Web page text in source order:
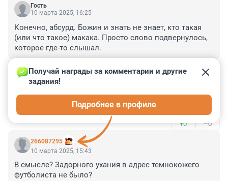
Гость
10 марта 2025, 16:25
Конечно, абсурд. Божин и знать не знает, кто такая
(или что такое) макака. Просто слово подвернулось,
которое где-то слышал.
–0
Гость
Шовинизм сегодня в тренде, спускают сверху.
+0 –0
266087295
Получай награды за комментарии и другие
задания!
Подробнее в профиле
10 марта 2025, 15:43
В смысле? Задорного ухания в адрес темнокожего
футболиста не было?